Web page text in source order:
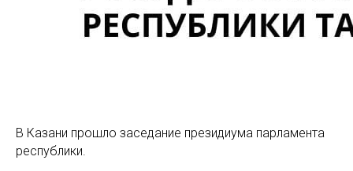
В Казани прошло заседание президиума парламента
республики.